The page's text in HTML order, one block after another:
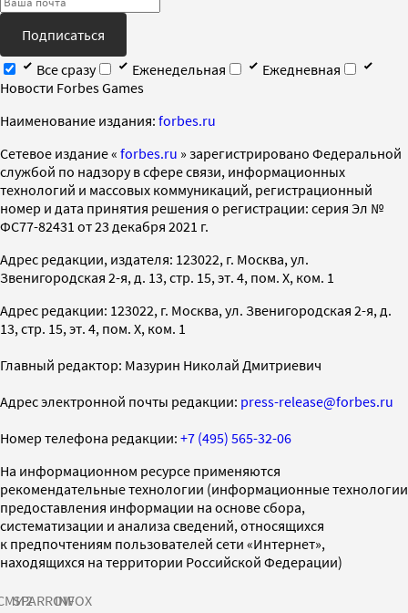
Подписаться
Все сразу
Еженедельная
Ежедневная
Новости Forbes Games
Наименование издания: forbes.ru
Cетевое издание « forbes.ru » зарегистрировано Федеральной
службой по надзору в сфере связи, информационных
технологий и массовых коммуникаций, регистрационный
номер и дата принятия решения о регистрации: серия Эл №
ФС77-82431 от 23 декабря 2021 г.
Адрес редакции, издателя: 123022, г. Москва, ул.
Звенигородская 2-я, д. 13, стр. 15, эт. 4, пом. X, ком. 1
Адрес редакции: 123022, г. Москва, ул. Звенигородская 2-я, д.
13, стр. 15, эт. 4, пом. X, ком. 1
Главный редактор: Мазурин Николай Дмитриевич
Адрес электронной почты редакции: press-release@forbes.ru
Номер телефона редакции: +7 (495) 565-32-06
На информационном ресурсе применяются
рекомендательные технологии (информационные технологии
предоставления информации на основе сбора,
систематизации и анализа сведений, относящихся
к предпочтениям пользователей сети «Интернет»,
находящихся на территории Российской Федерации)
SPARROWINFOX